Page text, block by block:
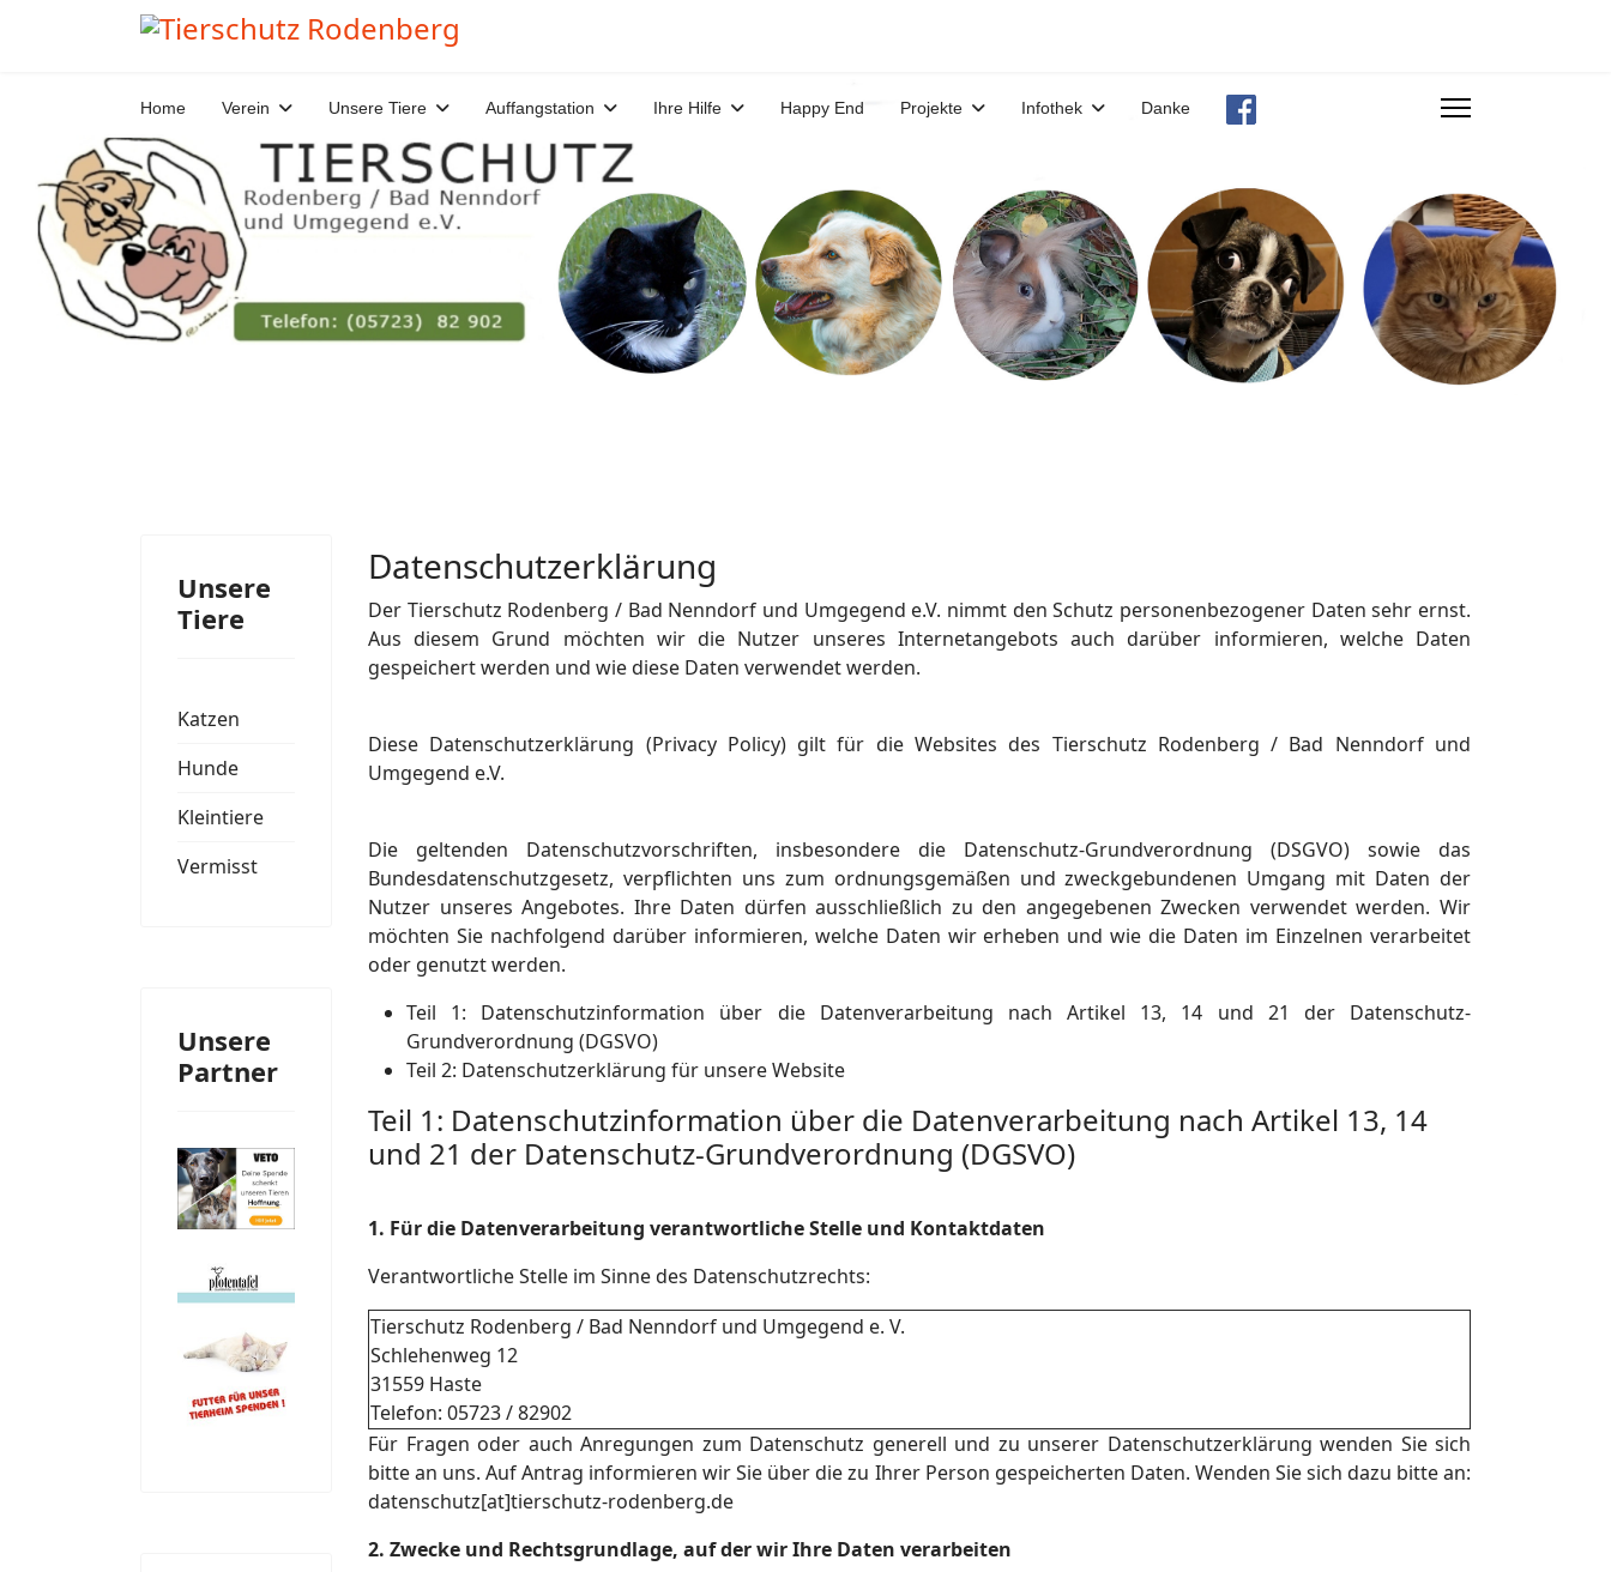
Home Verein Unsere Tiere Auffangstation Ihre Hilfe Happy End Projekte Infothek Danke
Unsere
Tiere
Katzen
Hunde
Kleintiere
Vermisst
Unsere
Partner
Datenschutzerklärung
Der Tierschutz Rodenberg / Bad Nenndorf und Umgegend e.V. nimmt den Schutz personenbezogener Daten sehr ernst.
Aus diesem Grund möchten wir die Nutzer unseres Internetangebots auch darüber informieren, welche Daten
gespeichert werden und wie diese Daten verwendet werden.
Diese Datenschutzerklärung (Privacy Policy) gilt für die Websites des Tierschutz Rodenberg / Bad Nenndorf und
Umgegend e.V.
Die geltenden Datenschutzvorschriften, insbesondere die Datenschutz-Grundverordnung (DSGVO) sowie das
Bundesdatenschutzgesetz, verpflichten uns zum ordnungsgemäßen und zweckgebundenen Umgang mit Daten der
Nutzer unseres Angebotes. Ihre Daten dürfen ausschließlich zu den angegebenen Zwecken verwendet werden. Wir
möchten Sie nachfolgend darüber informieren, welche Daten wir erheben und wie die Daten im Einzelnen verarbeitet
oder genutzt werden.
Teil
1: Datenschutzinformation über die Datenverarbeitung nach Artikel 13, 14 und 21 der Datenschutz-
Grundverordnung (DGSVO)
Teil 2: Datenschutzerklärung für unsere Website
Teil 1: Datenschutzinformation über die Datenverarbeitung nach Artikel 13, 14
und 21 der Datenschutz-Grundverordnung (DGSVO)
1. Für die Datenverarbeitung verantwortliche Stelle und Kontaktdaten
Verantwortliche Stelle im Sinne des Datenschutzrechts:
Tierschutz Rodenberg / Bad Nenndorf und Umgegend e. V.
Schlehenweg 12
31559 Haste
Telefon: 05723 / 82902
Für Fragen oder auch Anregungen zum Datenschutz generell und zu unserer Datenschutzerklärung wenden Sie sich
bitte an uns. Auf Antrag informieren wir Sie über die zu Ihrer Person gespeicherten Daten. Wenden Sie sich dazu bitte an:
datenschutz[at]tierschutz-rodenberg.de
2. Zwecke und Rechtsgrundlage, auf der wir Ihre Daten verarbeiten